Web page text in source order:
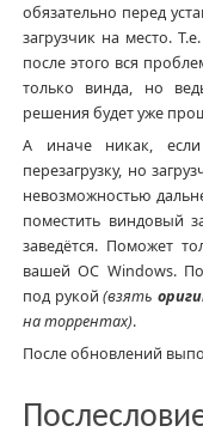
обязательно перед
загрузчик на место.
после этого вся
только винда, но
решения будет уже
А иначе никак,
перезагрузку, но
невозможностью
поместить виндовый
заведётся. Поможет
вашей ОС Windows.
под рукой(взять
на торрентах).
После обновлений